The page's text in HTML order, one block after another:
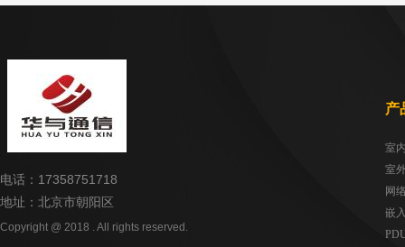
网
嵌
电话：17358751718
地址：北京市朝阳区
Copyright @ 2018 . All rights reserved.
产